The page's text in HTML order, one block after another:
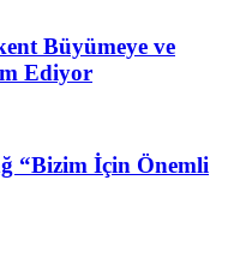
Büyümeye ve
Ediyor
“Bizim İçin Önemli